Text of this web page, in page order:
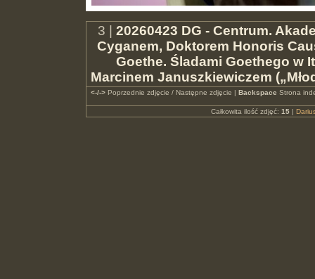
3 | 20260423 DG - Centrum.
Cyganem, Doktorem Honoris
Goethe. Śladami Goethego w
Marcinem Januszkiewiczem
<-/->Poprzednie zdjęcie / Następne zdjęcie | Backspace Strona
Całkowita ilość zdjęć: 15|